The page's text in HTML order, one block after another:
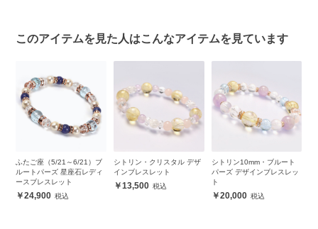
このアイテムを見た人はこんなアイテムを見ています
ふたご座（5/21～6/21）ブ
ルートパーズ 星座石レディ
ースブレスレット
24,900
シトリン・クリスタル デザ
インブレスレット
13,500
シトリン10mm・ブルート
パーズ デザインブレスレッ
ト
20,000